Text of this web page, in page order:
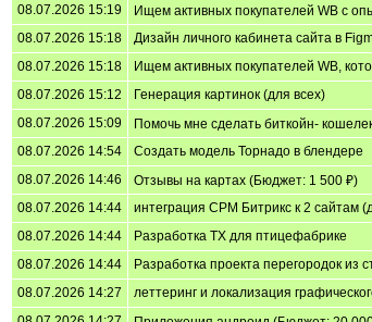
08.07.2026 15:19
Ищем активных покупателей WB с
08.07.2026 15:18
Дизайн личного кабинета сайта в
08.07.2026 15:18
Ищем активных покупателей WB,
08.07.2026 15:12
Генерация картинок (для всех)
08.07.2026 15:09
Помочь мне сделать биткойн-
08.07.2026 14:54
Создать модель Торнадо в блендере
08.07.2026 14:46
Отзывы на картах (Бюджет: 1 500 ₽)
08.07.2026 14:44
интеграция СРМ Битрикс к 2 сайтам
08.07.2026 14:44
Разработка ТХ для птицефабрике
08.07.2026 14:44
Разработка проекта перегородок из
08.07.2026 14:27
леттеринг и локализация